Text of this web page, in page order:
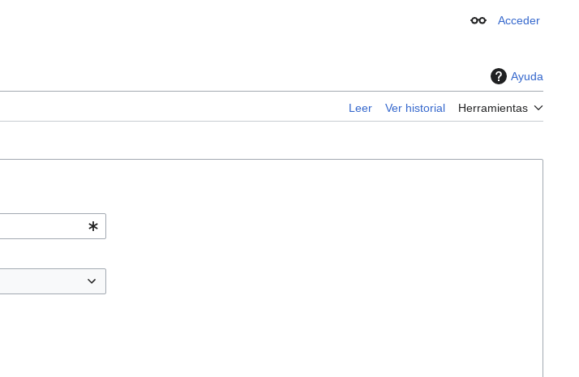
Apariencia
Acceder
Ayuda
Leer Ver historial Herramientas